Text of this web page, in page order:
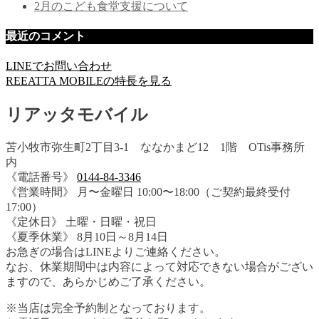
2月のこども食堂支援について
最近のコメント
LINEでお問い合わせ
REEATTA MOBILEの特長を見る
リアッタモバイル
苫小牧市弥生町2丁目3-1 ななかまど12 1階 OTis事務所
内
《電話番号》 0144-84-3346
《営業時間》 月〜金曜日 10:00〜18:00（ご契約最終受付
17:00）
《定休日》 土曜・日曜・祝日
《夏季休業》 8月10日～8月14日
お急ぎの場合はLINEよりご連絡ください。
なお、休業期間中は内容によって対応できない場合がござい
ますので、あらかじめご了承ください。
※当店は完全予約制となっております。